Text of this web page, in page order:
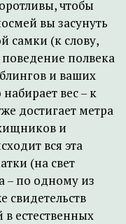
чтобы
вы засунуть
самки (к слову,
полвека
и ваших
вес – к
достигает метра
и
вся эта
(на свет
– по одному из
естественных